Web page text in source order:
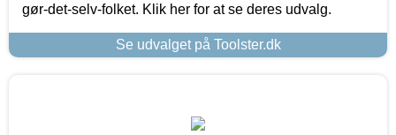
gør-det-selv-folket. Klik her for at se deres udvalg.
Se udvalget på Toolster.dk